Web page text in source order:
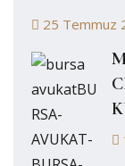
25 Temmuz